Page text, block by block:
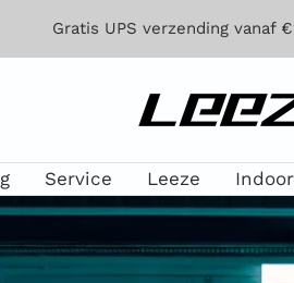
Gratis UPS verzending vanaf
Leeze
Service Leeze Indoor